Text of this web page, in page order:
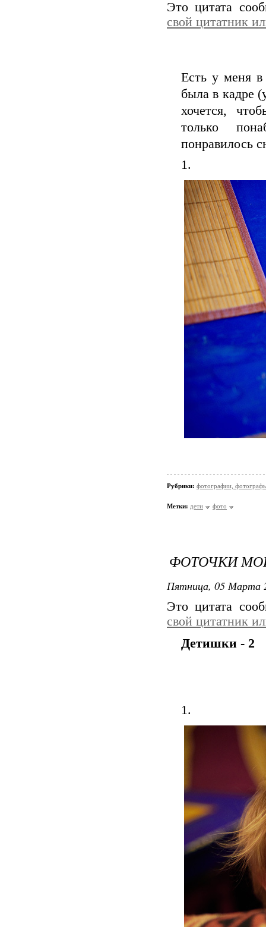
Это цитата
свой цитатник
Есть у меня в
была в кадре
хочется,
только
понравилось
1.
Рубрики: фотографии,
Метки: дети фото
ФОТОЧКИ
Пятница, 05 Марта
Это цитата
свой цитатник
Детишки - 2
1.